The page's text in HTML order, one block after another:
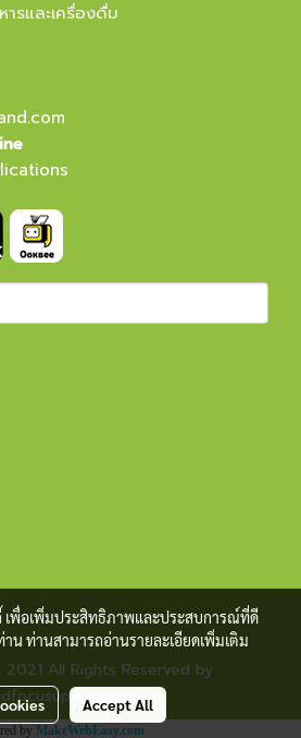
รและเครื่องดื่ม
2021 All Rights Reserved by
by MakeWebEasy.com
เพื่อเพิ่มประสิทธิภาพและประสบการณ์ที่ดี
าน ท่านสามารถอ่านรายละเอียดเพิ่มเติม
Accept All